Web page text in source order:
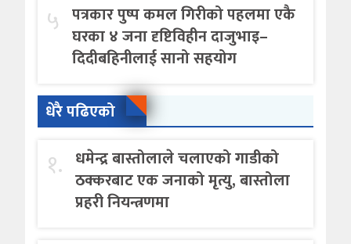
५ पत्रकार पुष्प कमल गिरीको पहलमा एकै
घरका ४ जना दृष्टिविहीन दाजुभाइ–
दिदीबहिनीलाई सानो सहयोग
धेरै पढिएको
१. धमेन्द्र बास्तोलाले चलाएको गाडीको
ठक्करबाट एक जनाको मृत्यु, बास्तोला
प्रहरी नियन्त्रणमा